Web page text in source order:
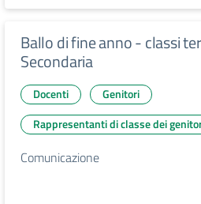
Ballo di fine anno - classi
Secondaria
Docenti
Genitori
Rappresentanti di classe dei
Comunicazione